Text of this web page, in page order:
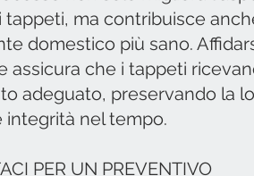
tappeti, ma contribuisce
domestico più sano.
assicura che i tappeti
adeguato, preservando la
integrità nel tempo.
PER UN PREVENTIVO